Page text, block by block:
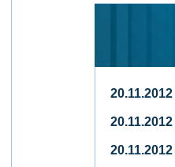
20.11.2012
20.11.2012
20.11.2012